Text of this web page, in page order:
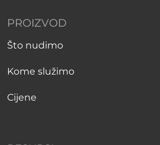
PROIZVOD
Što nudimo
Kome služimo
Cijene